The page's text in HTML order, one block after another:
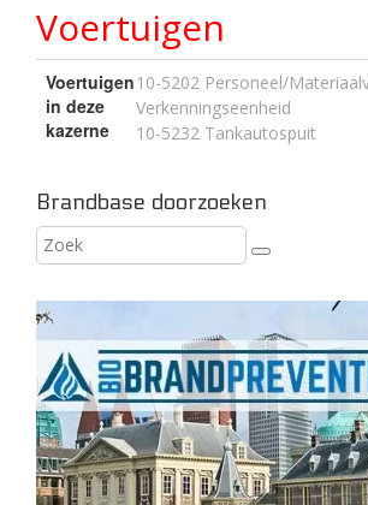
Voertuigen
Voertuigen
in deze
kazerne
10-5202 Personeel/
Verkenningseenheid
10-5232 Tankautospuit
Brandbase doorzoeken